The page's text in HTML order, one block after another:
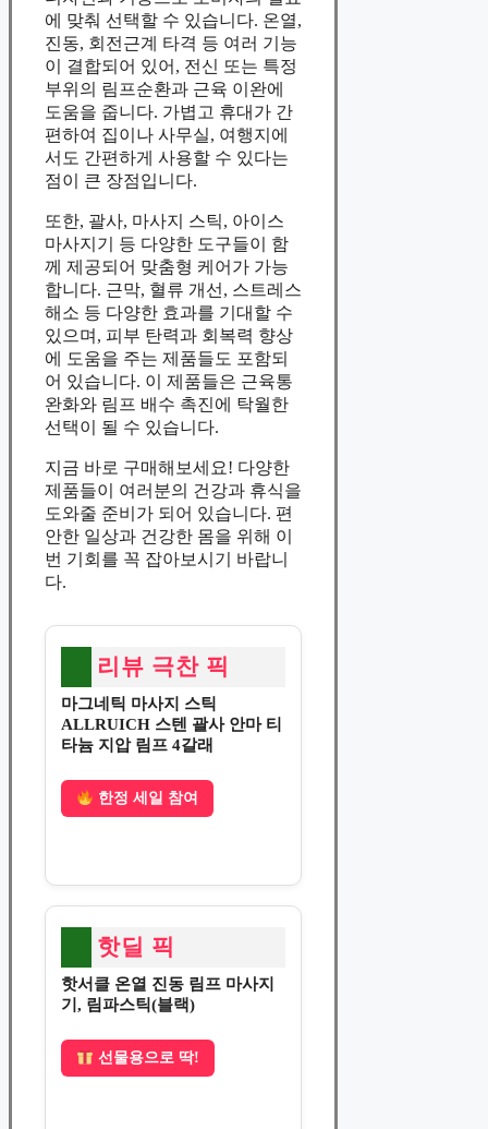
에 맞춰 선택할 수 있습니다. 온열,
진동, 회전근계 타격 등 여러 기능
이 결합되어 있어, 전신 또는 특정
부위의 림프순환과 근육 이완에
도움을 줍니다. 가볍고 휴대가 간
편하여 집이나 사무실, 여행지에
서도 간편하게 사용할 수 있다는
점이 큰 장점입니다.
또한, 괄사, 마사지 스틱, 아이스
마사지기 등 다양한 도구들이 함
께 제공되어 맞춤형 케어가 가능
합니다. 근막, 혈류 개선, 스트레스
해소 등 다양한 효과를 기대할 수
있으며, 피부 탄력과 회복력 향상
에 도움을 주는 제품들도 포함되
어 있습니다. 이 제품들은 근육통
완화와 림프 배수 촉진에 탁월한
선택이 될 수 있습니다.
지금 바로 구매해보세요! 다양한
제품들이 여러분의 건강과 휴식을
도와줄 준비가 되어 있습니다. 편
안한 일상과 건강한 몸을 위해 이
번 기회를 꼭 잡아보시기 바랍니
다.
리뷰 극찬 픽
마그네틱 마사지 스틱
ALLRUICH 스텐 괄사 안마 티
타늄 지압 림프 4갈래
한정 세일 참여
핫딜 픽
핫서클 온열 진동 림프 마사지
기, 림파스틱(블랙)
선물용으로 딱!